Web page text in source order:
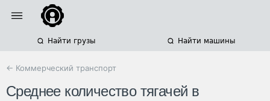
Найти грузы Найти машины
← Коммерческий транспорт
Среднее количество тягачей в